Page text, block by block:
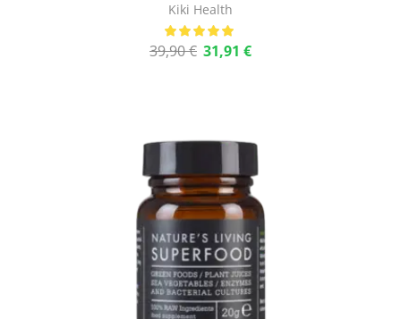
Kiki Health
39,90€ 31,91 €